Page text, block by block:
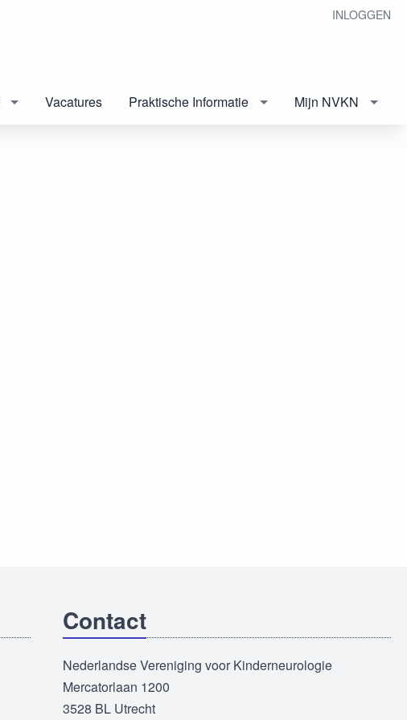
INLOGGEN
Vacatures Praktische Informatie Mijn NVKN
Contact
Nederlandse Vereniging voor Kinderneurologie
Mercatorlaan 1200
3528 BL Utrecht